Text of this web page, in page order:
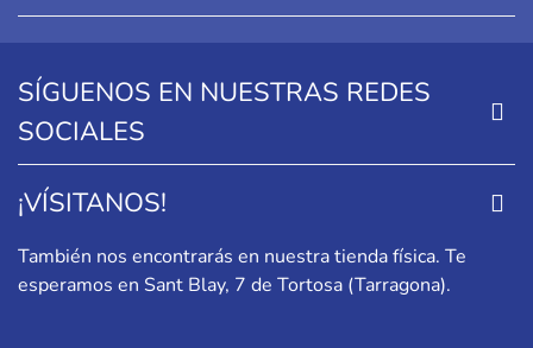
SÍGUENOS EN NUESTRAS REDES
SOCIALES
¡VÍSITANOS!
También nos encontrarás en nuestra tienda física. Te
esperamos en Sant Blay, 7 de Tortosa (Tarragona).